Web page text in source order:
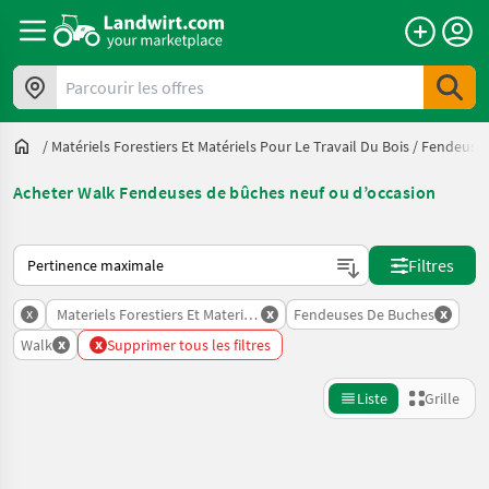
Parcourir les offres
/ Matériels Forestiers Et Matériels Pour Le Travail Du Bois /
Acheter Walk Fendeuses de bûches neuf ou d’occasion
Voici comment les annonces sont triées sur Landwirt.com
Filtres
x Materiels Forestiers Et Materiels Pour Le Travail Du Bois
x Fendeuses De Buches x
Walk x x Supprimer tous les filtres
Liste Grille